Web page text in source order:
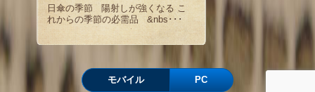
日傘の季節 陽射しが強くなる こ
れからの季節の必需品 &nbs･･･
モバイル PC